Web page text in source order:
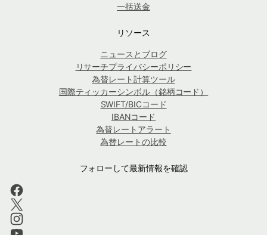
一括送金
リソース
ニュースとブログ
リサーチプライバシーポリシー
為替レート計算ツール
国際ティッカーシンボル（銘柄コード）
SWIFT/BICコード
IBANコード
為替レートアラート
為替レートの比較
フォローして最新情報を確認